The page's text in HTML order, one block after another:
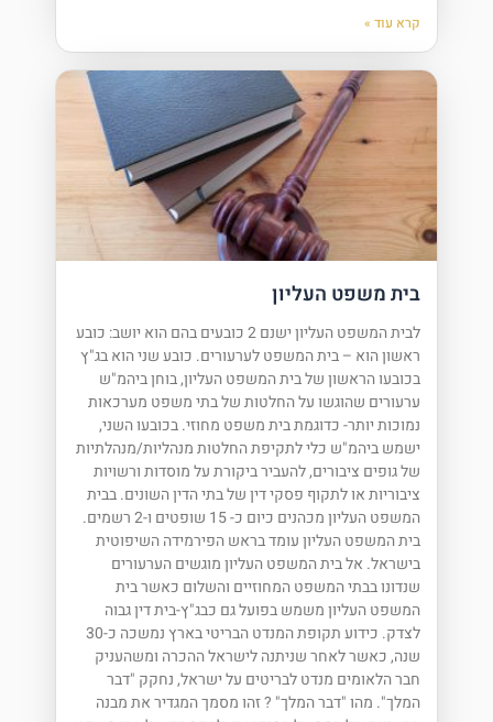
קרא עוד »
בית משפט העליון
לבית המשפט העליון ישנם 2 כובעים בהם הוא יושב: כובע
ראשון הוא – בית המשפט לערעורים. כובע שני הוא בג"ץ
בכובעו הראשון של בית המשפט העליון, בוחן ביהמ"ש
ערעורים שהוגשו על החלטות של בתי משפט מערכאות
נמוכות יותר- כדוגמת בית משפט מחוזי. בכובעו השני,
ישמש ביהמ"ש כלי לתקיפת החלטות מנהליות/מנהלתיות
של גופים ציבורים, להעביר ביקורת על מוסדות ורשויות
ציבוריות או לתקוף פסקי דין של בתי הדין השונים. בבית
המשפט העליון מכהנים כיום כ- 15 שופטים ו-2 רשמים.
בית המשפט העליון עומד בראש הפירמידה השיפוטית
בישראל. אל בית המשפט העליון מוגשים הערעורים
שנדונו בבתי המשפט המחוזיים והשלום כאשר בית
המשפט העליון משמש בפועל גם כבג"ץ-בית דין גבוה
לצדק. כידוע תקופת המנדט הבריטי בארץ נמשכה כ-30
שנה, כאשר לאחר שניתנה לישראל ההכרה ומשהעניק
חבר הלאומים מנדט לבריטים על ישראל, נחקק "דבר
המלך". מהו "דבר המלך" ? זהו מסמך המגדיר את מבנה